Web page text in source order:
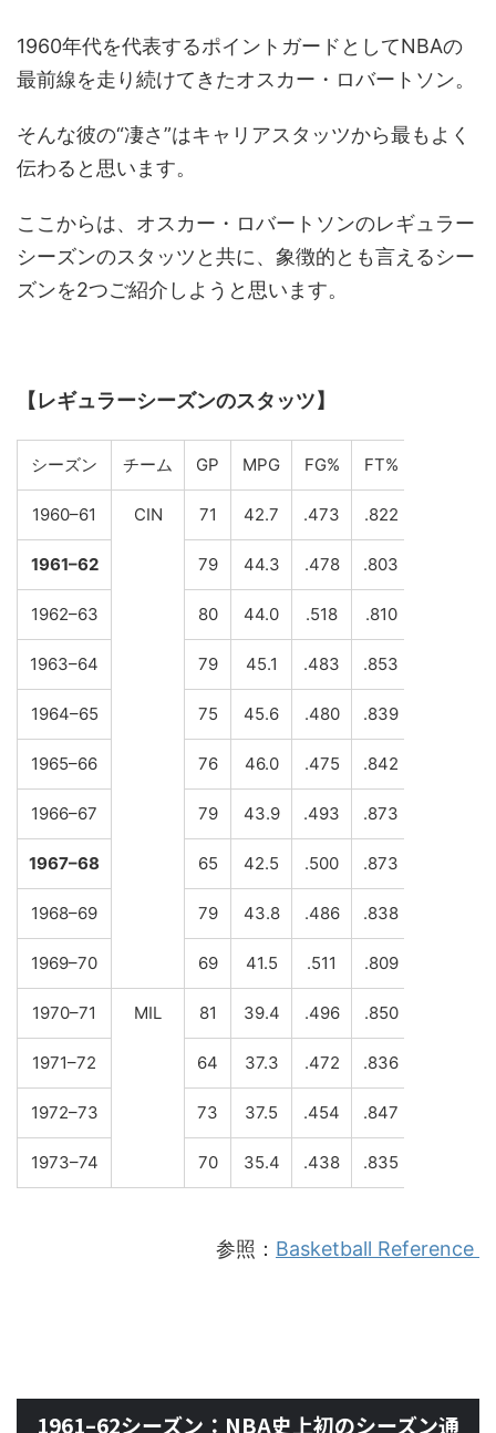
1960年代を代表するポイントガードとしてNBAの
最前線を走り続けてきたオスカー・ロバートソン。
そんな彼の“凄さ”はキャリアスタッツから最もよく
伝わると思います。
ここからは、オスカー・ロバートソンのレギュラー
シーズンのスタッツと共に、象徴的とも言えるシー
ズンを2つご紹介しようと思います。
【レギュラーシーズンのスタッツ】
シーズン チーム GP MPG FG% FT%
1960–61 CIN 71 42.7 .473 .822
1961–62 79 44.3 .478 .803
1962–63 80 44.0 .518 .810
1963–64 79 45.1 .483 .853
1964–65 75 45.6 .480 .839
1965–66 76 46.0 .475 .842
1966–67 79 43.9 .493 .873
1967–68 65 42.5 .500 .873
1968–69 79 43.8 .486 .838
1969–70 69 41.5 .511 .809
1970–71 MIL 81 39.4 .496 .850
1971–72 64 37.3 .472 .836
1972–73 73 37.5 .454 .847
1973–74 70 35.4 .438 .835
参照： Basketball Reference
1961–62シーズン：NBA史上初のシーズン通